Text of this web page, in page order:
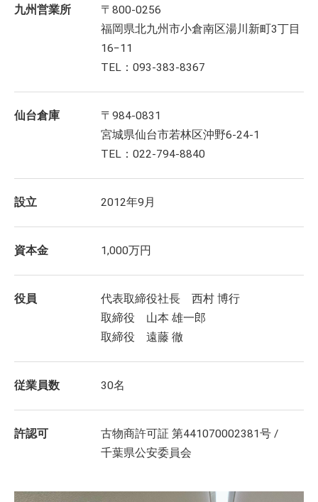
九州営業所
〒800-0256
福岡県北九州市小倉南区湯川新町3丁目
16−11
TEL：093-383-8367
仙台倉庫
〒984-0831
宮城県仙台市若林区沖野6-24-1
TEL：022-794-8840
設立 2012年9月
資本金 1,000万円
役員
代表取締役社長 西村 博行
取締役 山本 雄一郎
取締役 遠藤 徹
従業員数 30名
許認可
古物商許可証 第441070002381号 /
千葉県公安委員会